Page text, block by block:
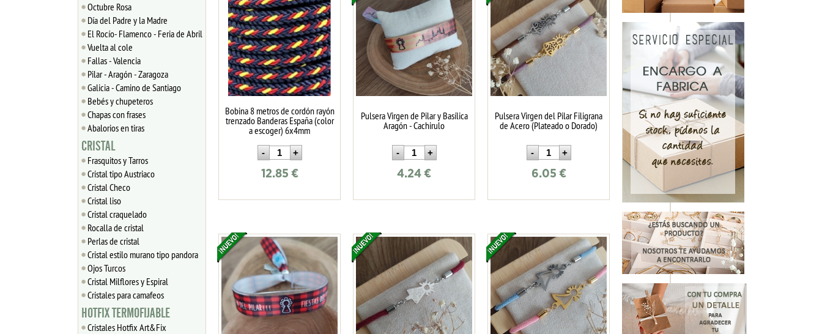
Octubre Rosa
Día del Padre y la Madre
El Rocío- Flamenco - Feria de Abril
Vuelta al cole
Fallas - Valencia
Pilar - Aragón - Zaragoza
Galicia - Camino de Santiago
Bebés y chupeteros
Chapas con frases
Abalorios en tiras
CRISTAL
Frasquitos y Tarros
Cristal tipo Austriaco
Cristal Checo
Cristal liso
Cristal craquelado
Rocalla de cristal
Perlas de cristal
Cristal estilo murano tipo pandora
Ojos Turcos
Cristal Milflores y Espiral
Cristales para camafeos
HOTFIX TERMOFIJABLE
Cristales Hotfix Art&Fix
Bobina 8 metros de cordón rayón
trenzado Banderas España (color
a escoger) 6x4mm
12.85 €
Pulsera Virgen de Pilar y Basílica
Aragón - Cachirulo
4.24 €
Pulsera Virgen del Pilar Filigrana
de Acero (Plateado o Dorado)
6.05 €